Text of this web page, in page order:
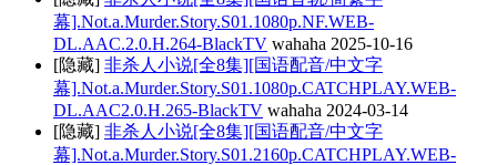
幕].Not.a.Murder.Story.S01.1080p.NF.WEB-
DL.AAC.2.0.H.264-BlackTV wahaha 2025-10-16
[隐藏] 非杀人小说[全8集][国语配音/中文字
幕].Not.a.Murder.Story.S01.1080p.CATCHPLAY.WEB-
DL.AAC2.0.H.265-BlackTV wahaha 2024-03-14
[隐藏] 非杀人小说[全8集][国语配音/中文字
幕].Not.a.Murder.Story.S01.2160p.CATCHPLAY.WEB-